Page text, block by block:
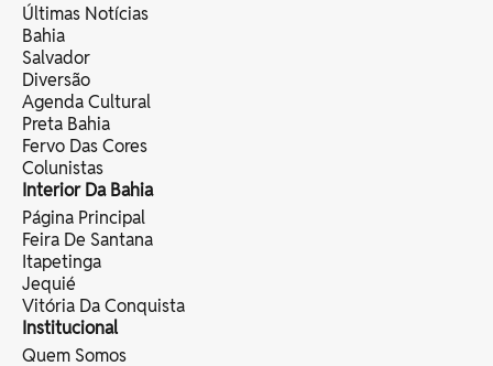
Últimas Notícias
Bahia
Salvador
Diversão
Agenda Cultural
Preta Bahia
Fervo Das Cores
Colunistas
Interior Da Bahia
Página Principal
Feira De Santana
Itapetinga
Jequié
Vitória Da Conquista
Institucional
Quem Somos